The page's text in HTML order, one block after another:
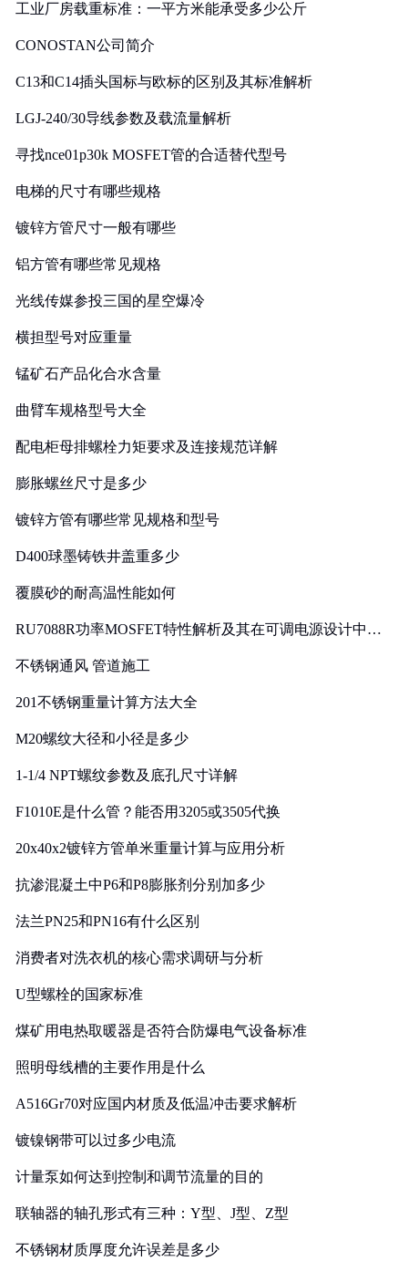
工业厂房载重标准：一平方米能承受多少公斤
CONOSTAN公司简介
C13和C14插头国标与欧标的区别及其标准解析
LGJ-240/30导线参数及载流量解析
寻找nce01p30k MOSFET管的合适替代型号
电梯的尺寸有哪些规格
镀锌方管尺寸一般有哪些
铝方管有哪些常见规格
光线传媒参投三国的星空爆冷
横担型号对应重量
锰矿石产品化合水含量
曲臂车规格型号大全
配电柜母排螺栓力矩要求及连接规范详解
膨胀螺丝尺寸是多少
镀锌方管有哪些常见规格和型号
D400球墨铸铁井盖重多少
覆膜砂的耐高温性能如何
RU7088R功率MOSFET特性解析及其在可调电源设计中的
不锈钢通风 管道施工
201不锈钢重量计算方法大全
M20螺纹大径和小径是多少
1-1/4 NPT螺纹参数及底孔尺寸详解
F1010E是什么管？能否用3205或3505代换
20x40x2镀锌方管单米重量计算与应用分析
抗渗混凝土中P6和P8膨胀剂分别加多少
法兰PN25和PN16有什么区别
消费者对洗衣机的核心需求调研与分析
U型螺栓的国家标准
煤矿用电热取暖器是否符合防爆电气设备标准
照明母线槽的主要作用是什么
A516Gr70对应国内材质及低温冲击要求解析
镀镍钢带可以过多少电流
计量泵如何达到控制和调节流量的目的
联轴器的轴孔形式有三种：Y型、J型、Z型
不锈钢材质厚度允许误差是多少